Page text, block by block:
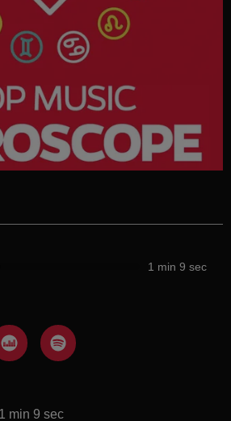
1 min 9 sec
min 9 sec